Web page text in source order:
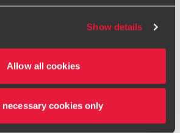
Show details
Allow all cookies
necessary cookies only
svetovalka